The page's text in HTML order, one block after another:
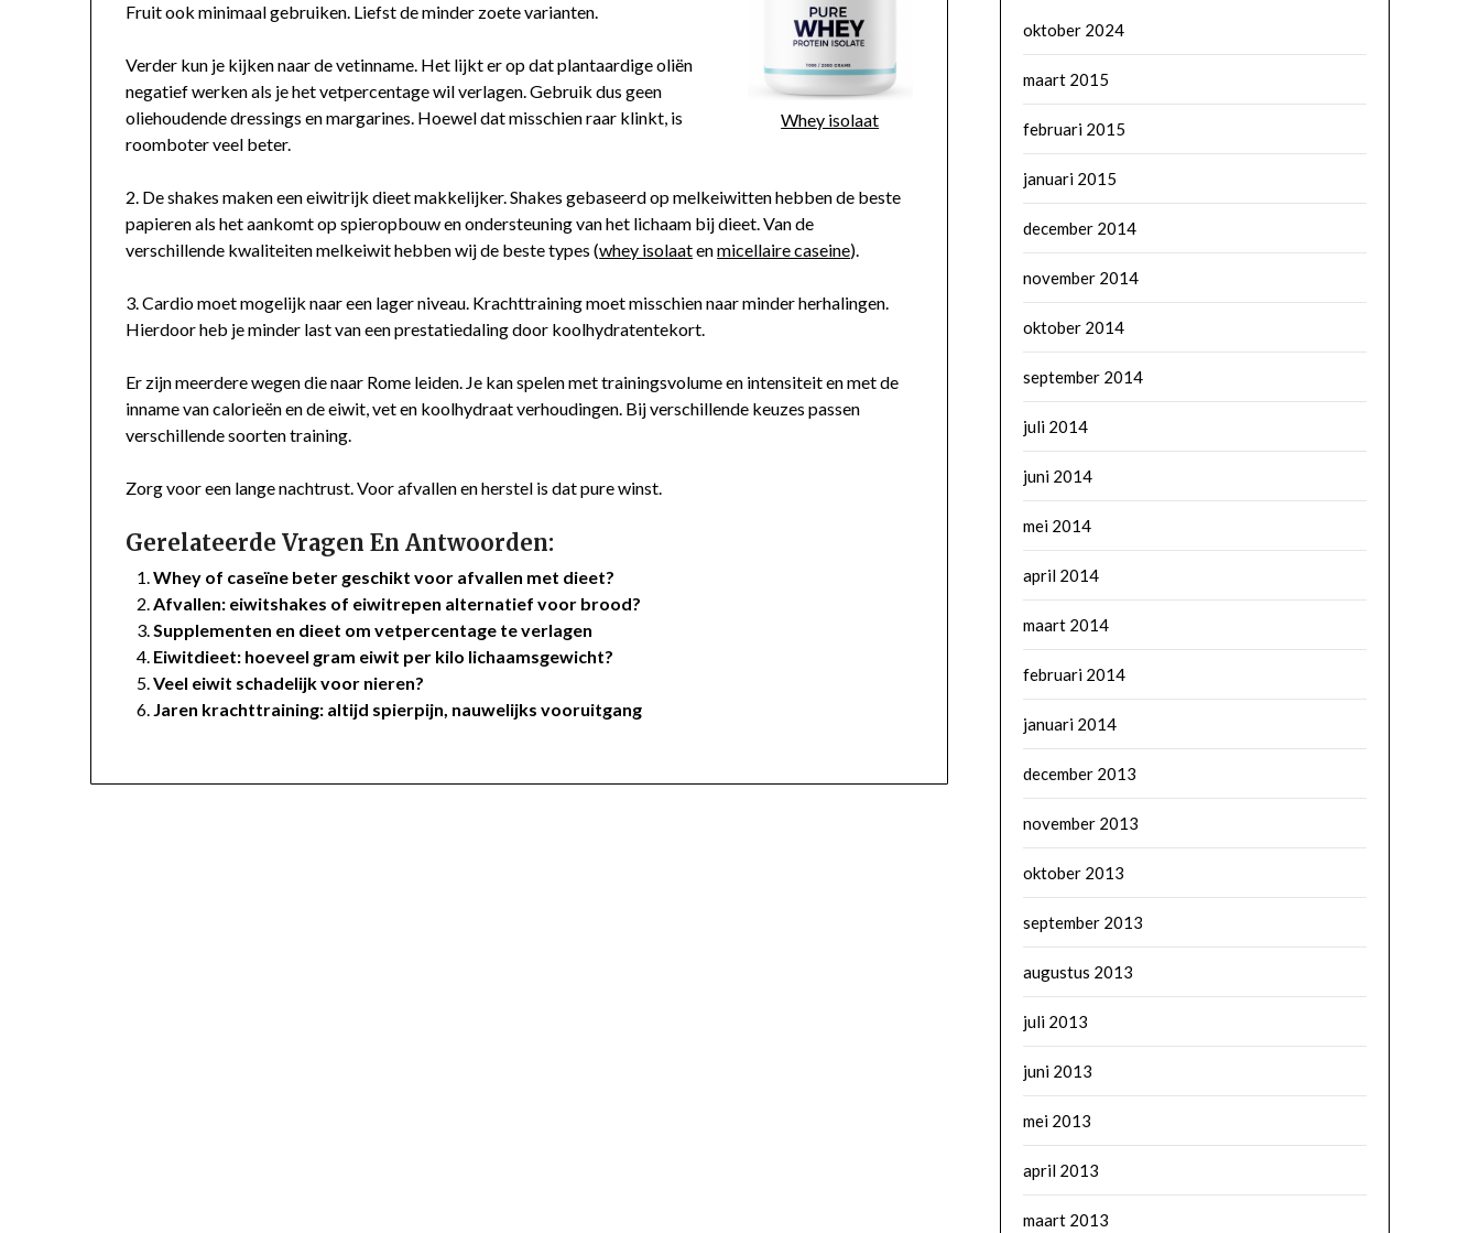
Whey isolaat
Fruit ook minimaal gebruiken. Liefst de minder zoete varianten.
Verder kun je kijken naar de vetinname. Het lijkt er op dat plantaardige oliën
negatief werken als je het vetpercentage wil verlagen. Gebruik dus geen
oliehoudende dressings en margarines. Hoewel dat misschien raar klinkt, is
roomboter veel beter.
2. De shakes maken een eiwitrijk dieet makkelijker. Shakes gebaseerd op melkeiwitten hebben de beste
papieren als het aankomt op spieropbouw en ondersteuning van het lichaam bij dieet. Van de
verschillende kwaliteiten melkeiwit hebben wij de beste types (whey isolaatenmicellaire caseine).
3. Cardio moet mogelijk naar een lager niveau. Krachttraining moet misschien naar minder herhalingen.
Hierdoor heb je minder last van een prestatiedaling door koolhydratentekort.
Er zijn meerdere wegen die naar Rome leiden. Je kan spelen met trainingsvolume en intensiteit en met de
inname van calorieën en de eiwit, vet en koolhydraat verhoudingen. Bij verschillende keuzes passen
verschillende soorten training.
Zorg voor een lange nachtrust. Voor afvallen en herstel is dat pure winst.
Gerelateerde Vragen En Antwoorden:
Whey of caseïne beter geschikt voor afvallen met dieet?
Afvallen: eiwitshakes of eiwitrepen alternatief voor brood?
Supplementen en dieet om vetpercentage te verlagen
Eiwitdieet: hoeveel gram eiwit per kilo lichaamsgewicht?
Veel eiwit schadelijk voor nieren?
Jaren krachttraining: altijd spierpijn, nauwelijks vooruitgang
oktober 2024
maart 2015
februari 2015
januari 2015
december 2014
november 2014
oktober 2014
september 2014
juli 2014
juni 2014
mei 2014
april 2014
maart 2014
februari 2014
januari 2014
december 2013
november 2013
oktober 2013
september 2013
augustus 2013
juli 2013
juni 2013
mei 2013
april 2013
maart 2013